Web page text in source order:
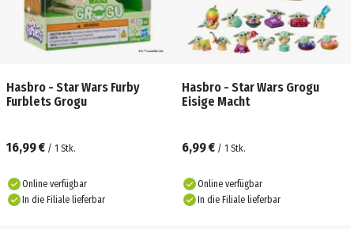
Hasbro - Star Wars Furby
Furblets Grogu
16,99 € / 1 Stk.
Online verfügbar
In die Filiale lieferbar
Hasbro - Star Wars Grogu
Eisige Macht
6,99 € / 1 Stk.
Online verfügbar
In die Filiale lieferbar